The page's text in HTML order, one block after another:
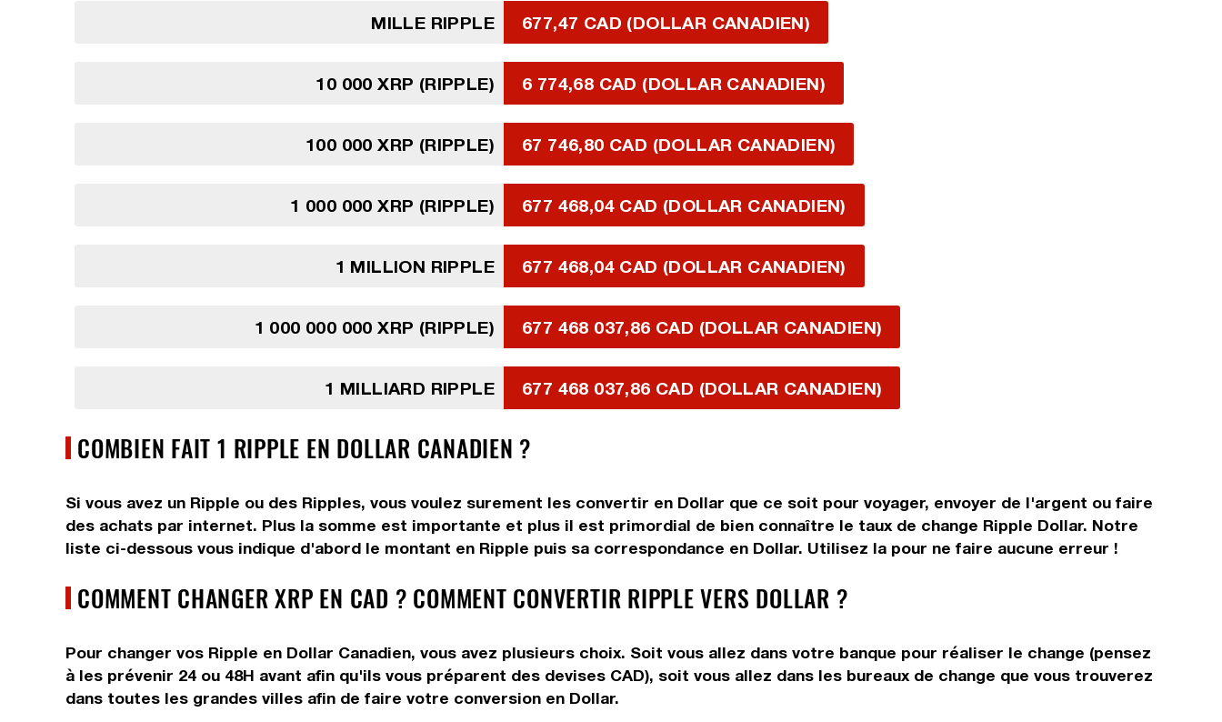
MILLE RIPPLE 677,47 CAD (DOLLAR CANADIEN)
10 000 XRP (RIPPLE) 6 774,68 CAD (DOLLAR CANADIEN)
100 000 XRP (RIPPLE) 67 746,80 CAD (DOLLAR CANADIEN)
1 000 000 XRP (RIPPLE) 677 468,04 CAD (DOLLAR CANADIEN)
1 MILLION RIPPLE 677 468,04 CAD (DOLLAR CANADIEN)
1 000 000 000 XRP (RIPPLE) 677 468 037,86 CAD (DOLLAR CANADIEN)
1 MILLIARD RIPPLE 677 468 037,86 CAD (DOLLAR CANADIEN)
COMBIEN FAIT 1 RIPPLE EN DOLLAR CANADIEN ?
Si vous avez un Ripple ou des Ripples, vous voulez surement les convertir en Dollar que ce soit pour voyager, envoyer de l'argent ou faire
des achats par internet. Plus la somme est importante et plus il est primordial de bien connaître le taux de change Ripple Dollar. Notre
liste ci-dessous vous indique d'abord le montant en Ripple puis sa correspondance en Dollar. Utilisez la pour ne faire aucune erreur !
COMMENT CHANGER XRP EN CAD ? COMMENT CONVERTIR RIPPLE VERS DOLLAR ?
Pour changer vos Ripple en Dollar Canadien, vous avez plusieurs choix. Soit vous allez dans votre banque pour réaliser le change (pensez
à les prévenir 24 ou 48H avant afin qu'ils vous préparent des devises CAD), soit vous allez dans les bureaux de change que vous trouverez
dans toutes les grandes villes afin de faire votre conversion en Dollar.